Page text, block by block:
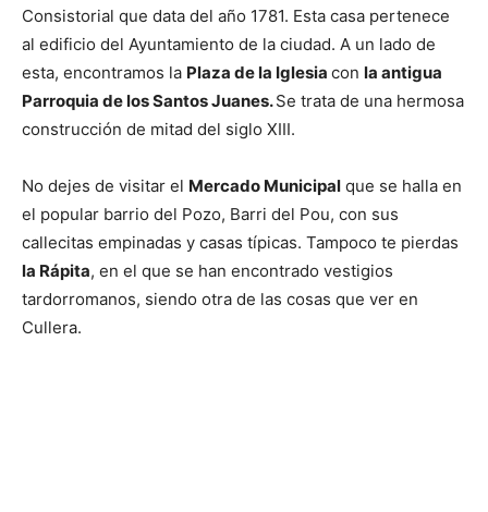
Consistorial que data del año 1781. Esta casa pertenece
al edificio del Ayuntamiento de la ciudad. A un lado de
esta, encontramos la Plaza de la Iglesia con la antigua
Parroquia de los Santos Juanes.Se trata de una hermosa
construcción de mitad del siglo XIII.
No dejes de visitar el Mercado Municipal que se halla en
el popular barrio del Pozo, Barri del Pou, con sus
callecitas empinadas y casas típicas. Tampoco te pierdas
la Rápita, en el que se han encontrado vestigios
tardorromanos, siendo otra de las cosas que ver en
Cullera.